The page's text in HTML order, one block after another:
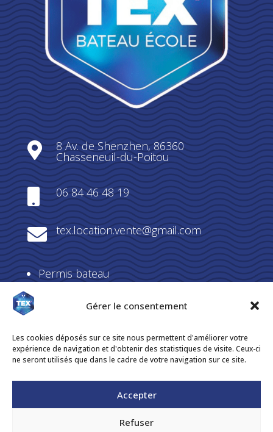
Gérer le consentement
Les cookies déposés sur ce site nous permettent d'améliorer votre
expérience de navigation et d'obtenir des statistiques de visite. Ceux-ci
ne seront utilisés que dans le cadre de votre navigation sur ce site.
Accepter
Refuser
 8 Av. de Shenzhen, 86360
Chasseneuil-du-Poitou
 06 84 46 48 19
 tex.location.vente@gmail.com
Permis bateau
Agenda
Contact
Toutes nos formations nautiques sont dispensées
par notre organisme certifié